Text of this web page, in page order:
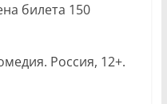
билета 150
Россия, 12+.